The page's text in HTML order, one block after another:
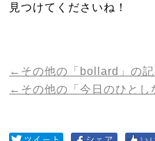
見つけてくださいね！
←その他の「bollard」の記
←その他の「今日のひとし